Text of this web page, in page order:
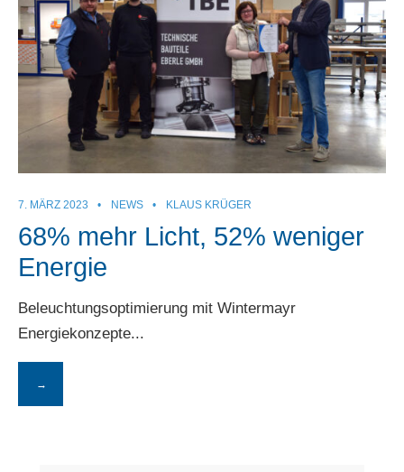
7. MÄRZ 2023 • NEWS • KLAUS KRÜGER
68% mehr Licht, 52% weniger
Energie
Beleuchtungsoptimierung mit Wintermayr
Energiekonzepte...
→